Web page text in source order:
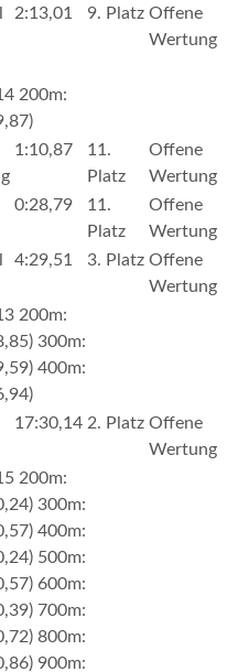
2:13,01 9. Platz Offene
Wertung
200m:
1:10,87
11.
Platz
Offene
Wertung
0:28,79
11.
Platz
Offene
Wertung
4:29,51 3. Platz Offene
Wertung
200m:
300m:
400m:
17:30,14 2. Platz Offene
Wertung
200m:
300m:
400m:
500m:
600m:
700m:
800m:
900m: